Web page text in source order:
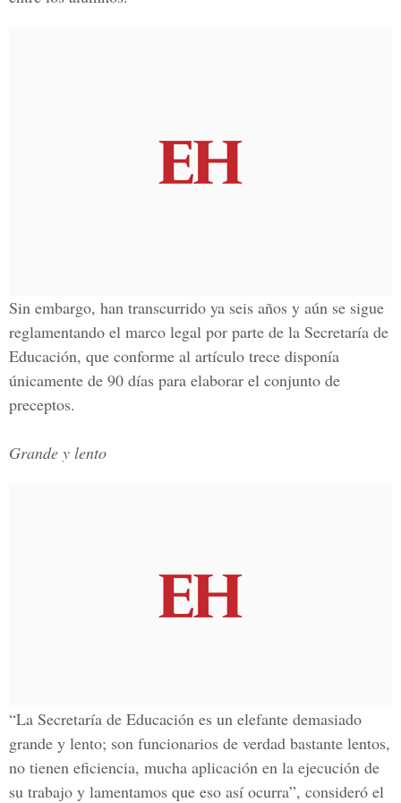
Sin embargo, han transcurrido ya seis años y aún se sigue
reglamentando el marco legal por parte de la Secretaría de
Educación, que conforme al artículo trece disponía
únicamente de 90 días para elaborar el conjunto de
preceptos.
Grande y lento
“La Secretaría de Educación es un elefante demasiado
grande y lento; son funcionarios de verdad bastante lentos,
no tienen eficiencia, mucha aplicación en la ejecución de
su trabajo y lamentamos que eso así ocurra”, consideró el